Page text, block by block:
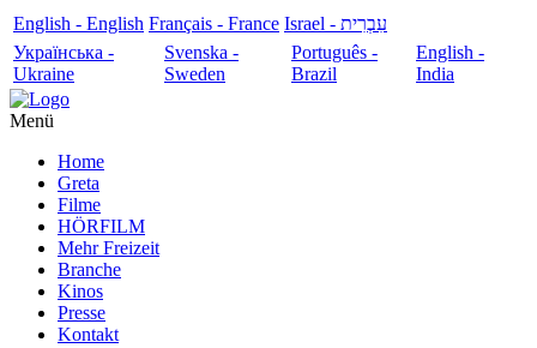
English - English Français - France
עִבְרִית - Israel
Українська -
Ukraine
Svenska -
Sweden
Português -
Brazil
English -
India
Menü
Home
Greta
Filme
HÖRFILM
Mehr Freizeit
Branche
Kinos
Presse
Kontakt